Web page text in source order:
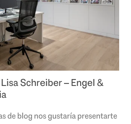
Schreiber – Engel &
de blog nos gustaría presentarte